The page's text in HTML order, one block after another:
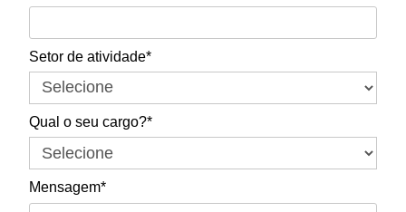
Setor de atividade*
Qual o seu cargo?*
Mensagem*